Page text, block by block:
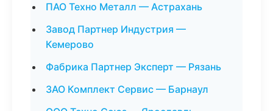
ПАО Техно Металл — Астрахань
Завод Партнер Индустрия —
Кемерово
Фабрика Партнер Эксперт — Рязань
ЗАО Комплект Сервис — Барнаул